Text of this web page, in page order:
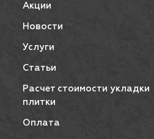
Акции
Новости
Услуги
Статьи
Расчет стоимости укладки
плитки
Оплата